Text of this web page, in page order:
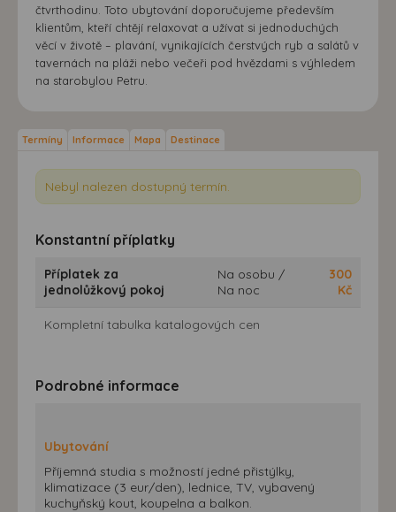
čtvrthodinu. Toto ubytování doporučujeme především
klientům, kteří chtějí relaxovat a užívat si jednoduchých
věcí v životě – plavání, vynikajících čerstvých ryb a salátů v
tavernách na pláži nebo večeři pod hvězdami s výhledem
na starobylou Petru.
Termíny Informace Mapa Destinace
Nebyl nalezen dostupný termín.
Konstantní příplatky
Příplatek za
jednolůžkový pokoj
Na osobu /
Na noc
300
Kč
Kompletní tabulka katalogových cen
Podrobné informace
Ubytování
Příjemná studia s možností jedné přistýlky,
klimatizace (3 eur/den), lednice, TV, vybavený
kuchyňský kout, koupelna a balkon.